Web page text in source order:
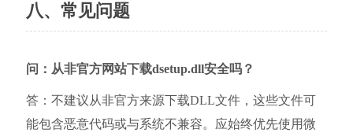
八、常见问题
问：从非官方网站下载dsetup.dll安全吗？
答：不建议从非官方来源下载DLL文件，这些文件可
能包含恶意代码或与系统不兼容。应始终优先使用微